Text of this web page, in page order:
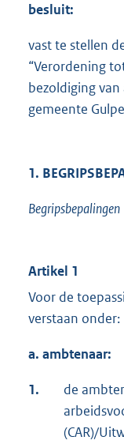
besluit:
vast te stellen
“Verordening
bezoldiging
gemeente
1.
Begripsbepalingen
Artikel 1
Voor de
verstaan onder:
a. ambtenaar:
1.
de
(CAR)/